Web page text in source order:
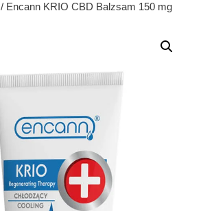
/ Encann KRIO CBD Balzsam 150 mg